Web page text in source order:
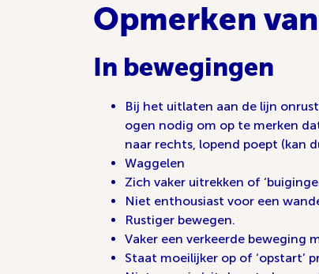
Opmerken
In bewegingen
Bij het uitlaten aan de lijn
ogen nodig om op te merken
naar rechts, lopend poept (kan
Waggelen
Zich vaker uitrekken of
Niet enthousiast voor een
Rustiger bewegen.
Vaker een verkeerde beweging
Staat moeilijker op of ‘opstart’